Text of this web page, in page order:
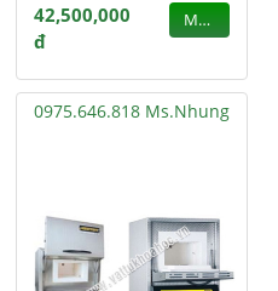
42,500,000
đ
MUA
0975.646.818 Ms.Nhung